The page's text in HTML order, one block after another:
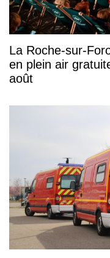
La Roche-sur-
en plein air
août